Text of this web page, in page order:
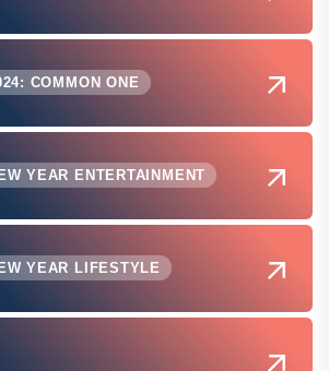
COMMON ONE
YEAR ENTERTAINMENT
YEAR LIFESTYLE